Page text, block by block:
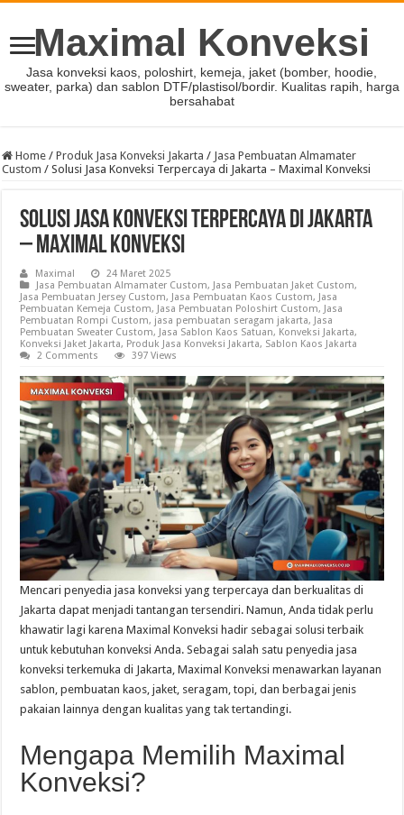
Maximal Konveksi
Jasa konveksi kaos, poloshirt, kemeja, jaket (bomber, hoodie,
sweater, parka) dan sablon DTF/plastisol/bordir. Kualitas rapih, harga
bersahabat
Home / Produk Jasa Konveksi Jakarta / Jasa Pembuatan Almamater
Custom / Solusi Jasa Konveksi Terpercaya di Jakarta – Maximal Konveksi
Solusi Jasa Konveksi Terpercaya di Jakarta
– Maximal Konveksi
Maximal
24 Maret 2025
Jasa Pembuatan Almamater Custom, Jasa Pembuatan Jaket Custom,
Jasa Pembuatan Jersey Custom, Jasa Pembuatan Kaos Custom, Jasa
Pembuatan Kemeja Custom, Jasa Pembuatan Poloshirt Custom, Jasa
Pembuatan Rompi Custom, jasa pembuatan seragam jakarta, Jasa
Pembuatan Sweater Custom, Jasa Sablon Kaos Satuan, Konveksi Jakarta,
Konveksi Jaket Jakarta, Produk Jasa Konveksi Jakarta, Sablon Kaos Jakarta
2 Comments
397 Views
Mencari penyedia jasa konveksi yang terpercaya dan berkualitas di
Jakarta dapat menjadi tantangan tersendiri. Namun, Anda tidak perlu
khawatir lagi karena Maximal Konveksi hadir sebagai solusi terbaik
untuk kebutuhan konveksi Anda. Sebagai salah satu penyedia jasa
konveksi terkemuka di Jakarta, Maximal Konveksi menawarkan layanan
sablon, pembuatan kaos, jaket, seragam, topi, dan berbagai jenis
pakaian lainnya dengan kualitas yang tak tertandingi.
Mengapa Memilih Maximal
Konveksi?